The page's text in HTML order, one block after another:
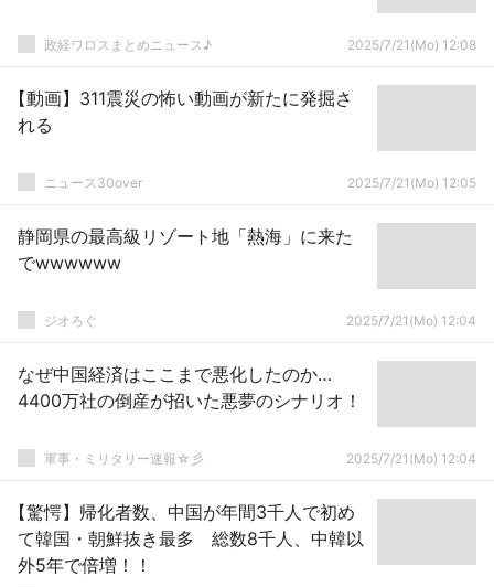
政経ワロスまとめニュース♪ 2025/7/21(Mo) 12:08
【動画】311震災の怖い動画が新たに発掘さ
れる
ニュース30over 2025/7/21(Mo) 12:05
静岡県の最高級リゾート地「熱海」に来た
でwwwwww
ジオろぐ 2025/7/21(Mo) 12:04
なぜ中国経済はここまで悪化したのか…
4400万社の倒産が招いた悪夢のシナリオ！
軍事・ミリタリー速報☆彡 2025/7/21(Mo) 12:04
【驚愕】帰化者数、中国が年間3千人で初め
て韓国・朝鮮抜き最多 総数8千人、中韓以
外5年で倍増！！